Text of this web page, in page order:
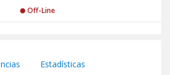
Off-Line
Estadísticas